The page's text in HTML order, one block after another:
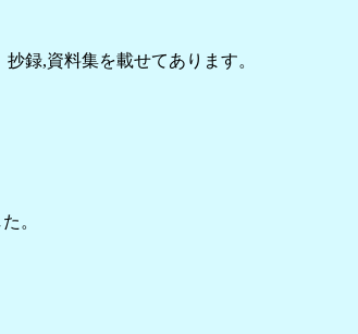
録,資料集を載せてあります。
。